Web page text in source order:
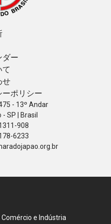
ダー
て
せ
ーポリシー
- 13º Andar
SP | Brasil
908
6233
e Indústria